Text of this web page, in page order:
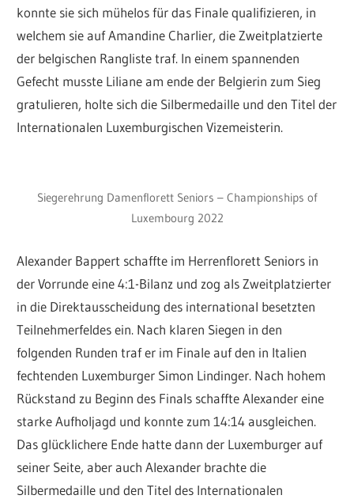
konnte sie sich mühelos für das Finale qualifizieren, in
welchem sie auf Amandine Charlier, die Zweitplatzierte
der belgischen Rangliste traf. In einem spannenden
Gefecht musste Liliane am ende der Belgierin zum Sieg
gratulieren, holte sich die Silbermedaille und den Titel der
Internationalen Luxemburgischen Vizemeisterin.
Siegerehrung Damenflorett Seniors – Championships of
Luxembourg 2022
Alexander Bappert schaffte im Herrenflorett Seniors in
der Vorrunde eine 4:1-Bilanz und zog als Zweitplatzierter
in die Direktausscheidung des international besetzten
Teilnehmerfeldes ein. Nach klaren Siegen in den
folgenden Runden traf er im Finale auf den in Italien
fechtenden Luxemburger Simon Lindinger. Nach hohem
Rückstand zu Beginn des Finals schaffte Alexander eine
starke Aufholjagd und konnte zum 14:14 ausgleichen.
Das glücklichere Ende hatte dann der Luxemburger auf
seiner Seite, aber auch Alexander brachte die
Silbermedaille und den Titel des Internationalen